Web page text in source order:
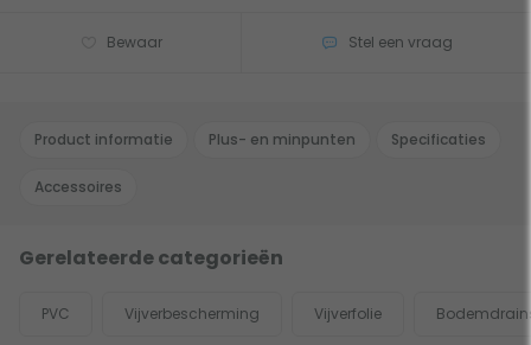
Bewaar Stel een vraag
Product informatie Plus- en minpunten Specificaties
Accessoires
Gerelateerde categorieën
PVC Vijverbescherming Vijverfolie